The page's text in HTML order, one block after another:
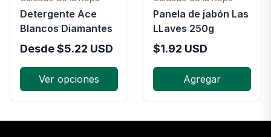
Detergente Ace
Blancos Diamantes
Desde$5.22 USD
Ver opciones
Panela de jabón Las
LLaves 250g
$1.92 USD
Agregar